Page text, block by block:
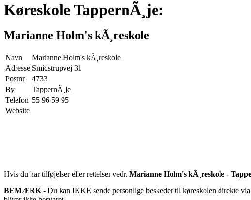
Køreskole TappernÃ¸je:
Marianne Holm's kÃ¸reskole
Navn
Marianne Holm's kÃ¸reskole
Adresse Smidstrupvej 31
Postnr
4733
By
TappernÃ¸je
Telefon 55 96 59 95
Website
Hvis du har tilføjelser eller rettelser vedr. Marianne Holm's kÃ¸reskole -
BEMÆRK - Du kan IKKE sende personlige beskeder til køreskolen direkte